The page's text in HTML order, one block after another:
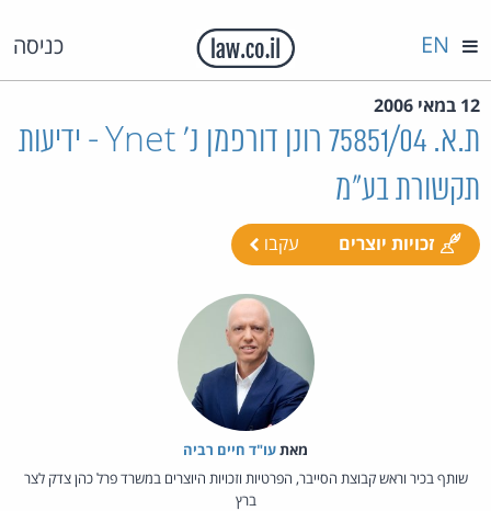
כניסה EN
12 במאי 2006
ת.א. 75851/04 רונן דורפמן נ' Ynet - ידיעות
תקשורת בע"מ
זכויות יוצרים עקבו
מאת‏עו"ד חיים רביה
שותף בכיר וראש קבוצת הסייבר, הפרטיות וזכויות היוצרים במשרד פרל כהן צדק לצר
ברץ